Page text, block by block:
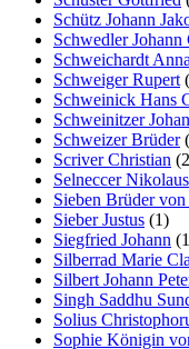
Schütz Johann
Schwedler Johann
Schweichardt Anna
Schweiger Rupert
Schweinick Hans
Schweinitzer
Schweizer Brüder
Scriver Christian
Selneccer Nikolaus
Sieben Brüder
Sieber Justus (1)
Siegfried Johann
Silberrad Marie
Silbert Johann
Singh Saddhu
Solius
Sophie Königin